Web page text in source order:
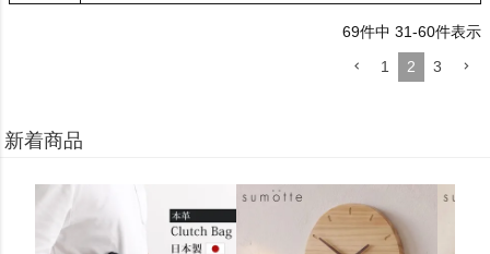
69件中 31-60件表示
1
2 3
新着商品